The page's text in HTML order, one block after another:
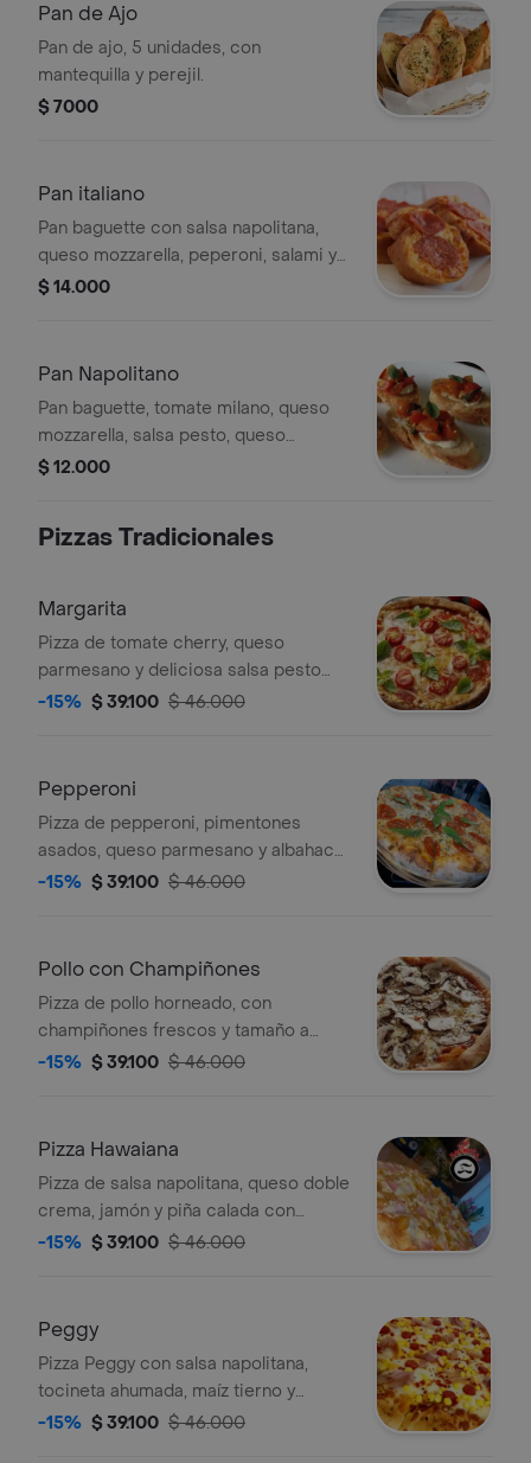
Pan de Ajo
Pan de ajo, 5 unidades, con
mantequilla y perejil.
$ 7000
Pan italiano
Pan baguette con salsa napolitana,
queso mozzarella, peperoni, salami y
queso parmesano.
$ 14.000
Pan Napolitano
Pan baguette, tomate milano, queso
mozzarella, salsa pesto, queso
mozzarella y queso parmesano.
$ 12.000
Pizzas Tradicionales
Margarita
Pizza de tomate cherry, queso
parmesano y deliciosa salsa pesto
con tamaño a elegir.
-15% $ 39.100 $ 46.000
Pepperoni
Pizza de pepperoni, pimentones
asados, queso parmesano y albahaca.
Tamaño a elegir.
-15% $ 39.100 $ 46.000
Pollo con Champiñones
Pizza de pollo horneado, con
champiñones frescos y tamaño a
elegir.
-15% $ 39.100 $ 46.000
Pizza Hawaiana
Pizza de salsa napolitana, queso doble
crema, jamón y piña calada con
panela y tamaño a elegir.
-15% $ 39.100 $ 46.000
Peggy
Pizza Peggy con salsa napolitana,
tocineta ahumada, maíz tierno y
tamaño a elegir.
-15% $ 39.100 $ 46.000